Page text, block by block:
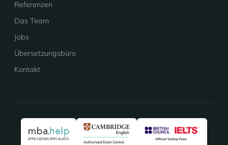
Referenzen
Das Team
Jobs
Übersetzungsbüro
Kontakt